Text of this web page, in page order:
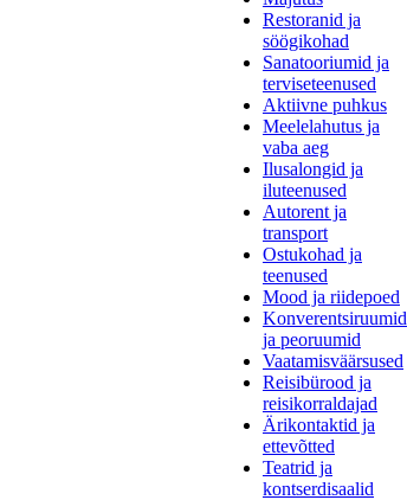
Restoranid ja
söögikohad
Sanatooriumid ja
terviseteenused
Aktiivne puhkus
Meelelahutus ja
vaba aeg
Ilusalongid ja
iluteenused
Autorent ja
transport
Ostukohad ja
teenused
Mood ja riidepoed
Konverentsiruumid
ja peoruumid
Vaatamisväärsused
Reisibürood ja
reisikorraldajad
Ärikontaktid ja
ettevõtted
Teatrid ja
kontserdisaalid